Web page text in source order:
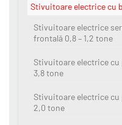
Stivuitoare electrice cu
Stivuitoare electrice
frontală 0,8 – 1,2 tone
Stivuitoare electrice cu
3,8 tone
Stivuitoare electrice cu
2,0 tone